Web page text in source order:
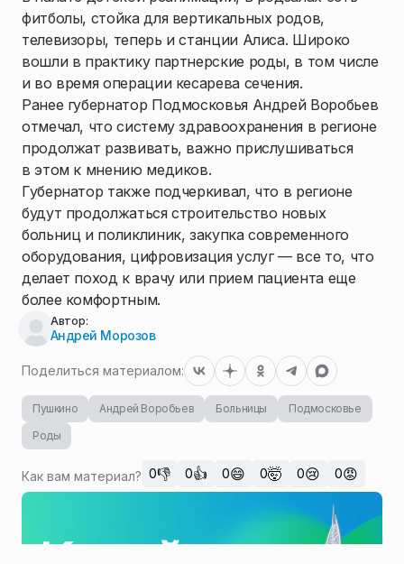
фитболы, стойка для вертикальных родов,
телевизоры, теперь и станции Алиса. Широко
вошли в практику партнерские роды, в том числе
и во время операции кесарева сечения.
Ранее губернатор Подмосковья Андрей Воробьев
отмечал, что систему здравоохранения в регионе
продолжат развивать, важно прислушиваться
в этом к мнению медиков.
Губернатор также подчеркивал, что в регионе
будут продолжаться строительство новых
больниц и поликлиник, закупка современного
оборудования, цифровизация услуг — все то, что
делает поход к врачу или прием пациента еще
более комфортным.
Автор:
Андрей Морозов
Поделиться материалом:
Пушкино Андрей Воробьев Больницы
Подмосковье
Роды
Как вам материал? 0👎 0👍 0😄 0🤯 0😢 0😡